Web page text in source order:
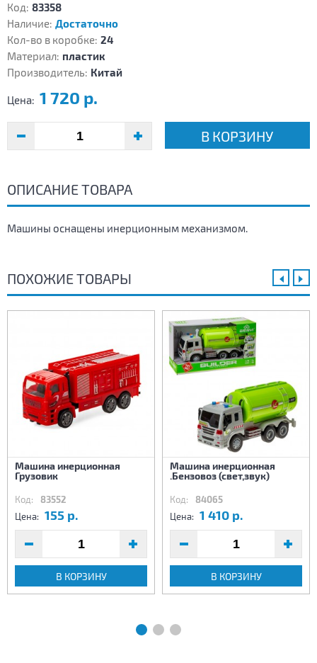
Код: 83358
Наличие: Достаточно
Кол-во в коробке: 24
Материал: пластик
Производитель: Китай
Цена: 1 720 р.
В КОРЗИНУ
ОПИСАНИЕ ТОВАРА
Машины оснащены инерционным механизмом.
ПОХОЖИЕ ТОВАРЫ
Машина инерционная
Грузовик
Код: 83552
Цена: 155 р.
В КОРЗИНУ
Машина инерционная
.Бензовоз (свет,звук)
Код: 84065
Цена: 1 410 р.
В КОРЗИНУ